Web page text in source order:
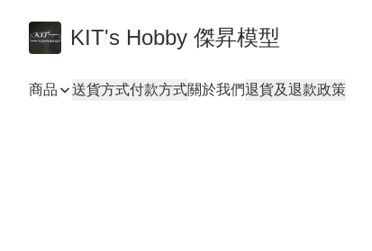
KIT's Hobby 傑昇模型
商品 送貨方式付款方式關於我們退貨及退款政策